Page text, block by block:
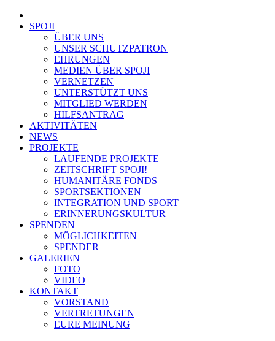
SPOJI
ÜBER UNS
UNSER SCHUTZPATRON
EHRUNGEN
MEDIEN ÜBER SPOJI
VERNETZEN
UNTERSTÜTZT UNS
MITGLIED WERDEN
HILFSANTRAG
AKTIVITÄTEN
NEWS
PROJEKTE
LAUFENDE PROJEKTE
ZEITSCHRIFT SPOJI!
HUMANITÄRE FONDS
SPORTSEKTIONEN
INTEGRATION UND SPORT
ERINNERUNGSKULTUR
SPENDEN
MÖGLICHKEITEN
SPENDER
GALERIEN
FOTO
VIDEO
KONTAKT
VORSTAND
VERTRETUNGEN
EURE MEINUNG